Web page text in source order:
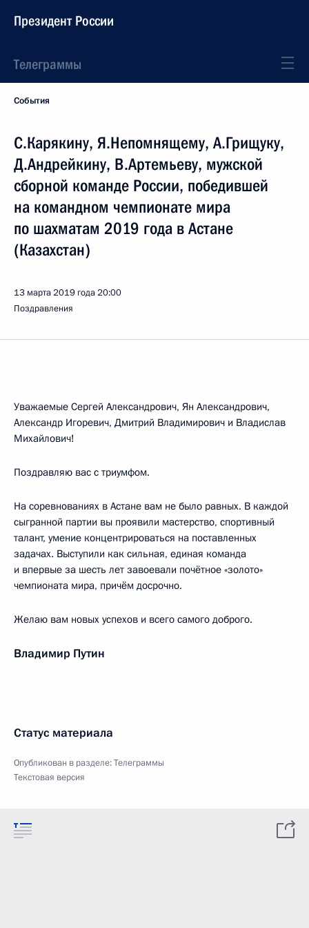
Президент России
Телеграммы
События
С.Карякину, Я.Непомнящему, А.Грищуку,
Д.Андрейкину, В.Артемьеву, мужской
сборной команде России, победившей
на командном чемпионате мира
по шахматам 2019 года в Астане
(Казахстан)
13 марта 2019 года20:00
Поздравления
Уважаемые Сергей Александрович, Ян Александрович,
Александр Игоревич, Дмитрий Владимирович и Владислав
Михайлович!
Поздравляю вас с триумфом.
На соревнованиях в Астане вам не было равных. В каждой
сыгранной партии вы проявили мастерство, спортивный
талант, умение концентрироваться на поставленных
задачах. Выступили как сильная, единая команда
и впервые за шесть лет завоевали почётное «золото»
чемпионата мира, причём досрочно.
Желаю вам новых успехов и всего самого доброго.
Владимир Путин
Статус материала
Опубликован в разделе:Телеграммы
Текстовая версия